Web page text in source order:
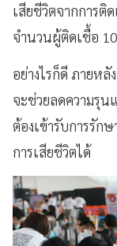
เสียชีวิตจากการติ
จำนวนผู้ติดเชื้อ
อย่างไรก็ดี ภายหลัง
จะช่วยลดความรุน
ต้องเข้ารับการรัก
การเสียชีวิตได้